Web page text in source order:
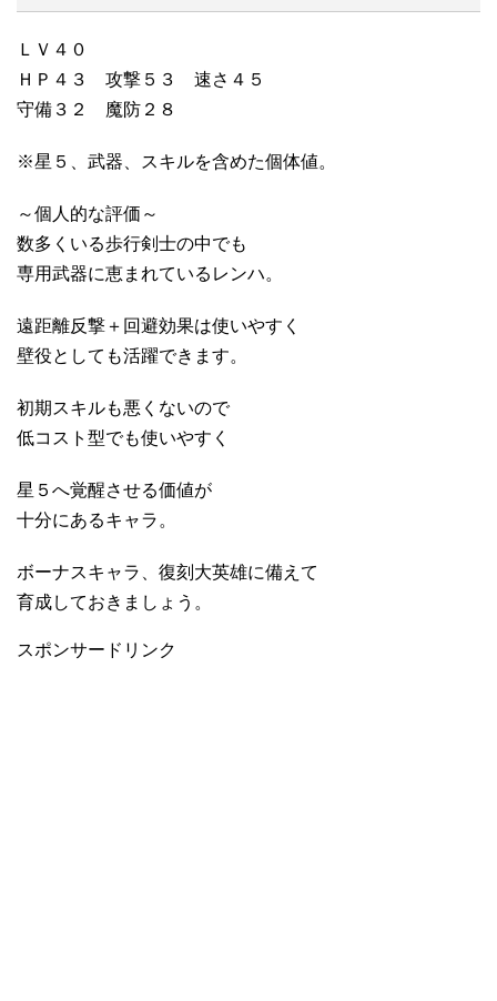
ＬＶ４０
ＨＰ４３ 攻撃５３ 速さ４５
守備３２ 魔防２８
※星５、武器、スキルを含めた個体値。
～個人的な評価～
数多くいる歩行剣士の中でも
専用武器に恵まれているレンハ。
遠距離反撃＋回避効果は使いやすく
壁役としても活躍できます。
初期スキルも悪くないので
低コスト型でも使いやすく
星５へ覚醒させる価値が
十分にあるキャラ。
ボーナスキャラ、復刻大英雄に備えて
育成しておきましょう。
スポンサードリンク